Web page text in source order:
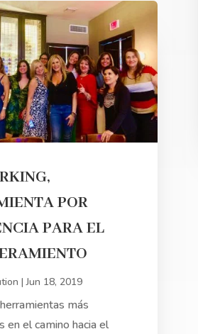
POR
PARA EL
|Jun 18, 2019
más
en el camino hacia el